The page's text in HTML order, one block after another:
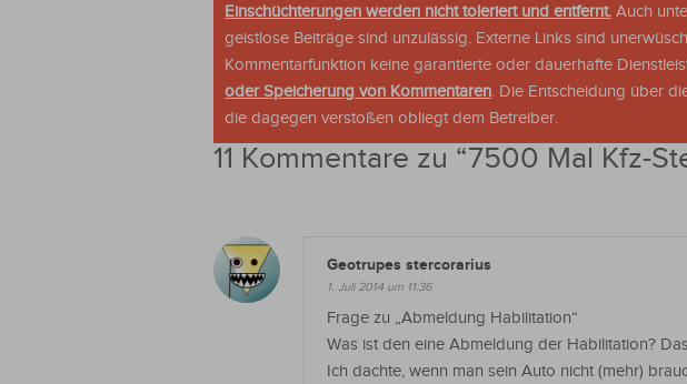
Einschüchterungen werden nicht toleriert und entfernt. Auch
geistlose Beiträge sind unzulässig. Externe Links sind
Kommentarfunktion keine garantierte oder dauerhafte
oder Speicherung von Kommentaren. Die Entscheidung über
die dagegen verstoßen obliegt dem Betreiber.
11 Kommentare zu “7500 Mal Kfz-
Geotrupes stercorarius
1. Juli 2014 um 11:36
Frage zu „Abmeldung Habilitation“
Was ist den eine Abmeldung der Habilitation?
Ich dachte, wenn man sein Auto nicht (mehr)